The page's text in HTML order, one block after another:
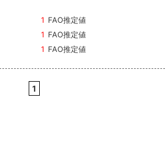
1 FAO推定値
1 FAO推定値
1 FAO推定値
1